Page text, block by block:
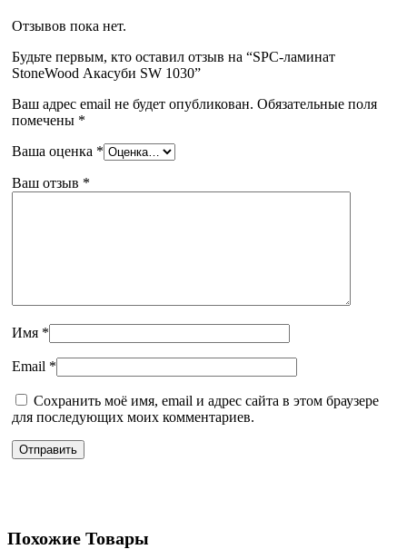
Отзывов пока нет.
Будьте первым, кто оставил отзыв на “SPC-ламинат
StoneWood Акасуби SW 1030”
Ваш адрес email не будет опубликован. Обязательные поля
помечены *
Ваша оценка *
Ваш отзыв *
Имя *
Email *
Сохранить моё имя, email и адрес сайта в этом браузере
для последующих моих комментариев.
Похожие Товары